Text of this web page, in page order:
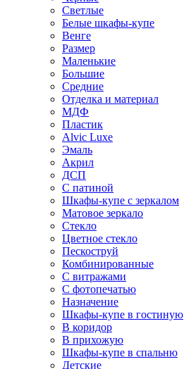
Светлые
Белые шкафы-купе
Венге
Размер
Маленькие
Большие
Средние
Отделка и материал
МДФ
Пластик
Alvic Luxe
Эмаль
Акрил
ДСП
С патиной
Шкафы-купе с зеркалом
Матовое зеркало
Стекло
Цветное стекло
Пескоструй
Комбинированные
С витражами
С фотопечатью
Назначение
Шкафы-купе в гостиную
В коридор
В прихожую
Шкафы-купе в спальню
Детские